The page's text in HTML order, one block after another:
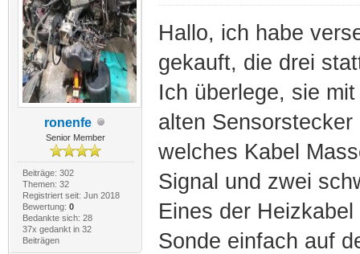
ronenfe
Senior Member
Beiträge: 302
Themen: 32
Registriert seit: Jun 2018
Bewertung: 0
Bedankte sich: 28
37x gedankt in 32
Beiträgen
Hallo, ich habe
gekauft, die drei
Ich überlege, sie
alten
welches Kabel
Signal und zwei
Eines der
Sonde einfach auf